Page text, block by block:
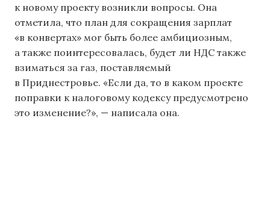
к новому проекту возникли вопросы. Она
отметила, что план для сокращения зарплат
«в конвертах» мог быть более амбициозным,
а также поинтересовалась, будет ли НДС также
взиматься за газ, поставляемый
в Приднестровье. «Если да, то в каком проекте
поправки к налоговому кодексу предусмотрено
это изменение?», — написала она.